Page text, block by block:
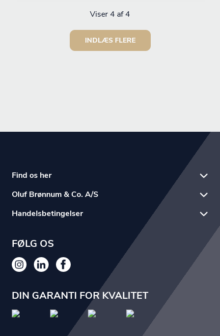
Viser4 af 4
INDLÆS FLERE
Find os her
Oluf Brønnum & Co. A/S
Handelsbetingelser
FØLG OS
DIN GARANTI FOR KVALITET